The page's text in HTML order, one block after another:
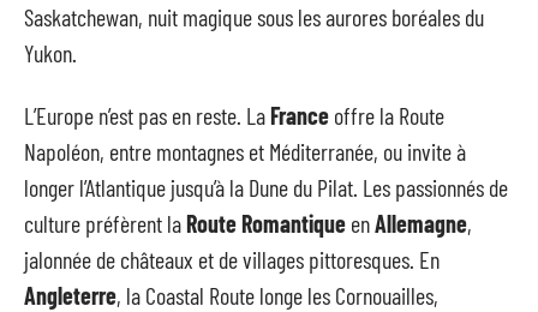
Saskatchewan, nuit magique sous les aurores boréales du
Yukon.
L’Europe n’est pas en reste. LaFrance offre la Route
Napoléon, entre montagnes et Méditerranée, ou invite à
longer l’Atlantique jusqu’à la Dune du Pilat. Les passionnés de
culture préfèrent laRoute Romantique enAllemagne,
jalonnée de châteaux et de villages pittoresques. En
Angleterre, la Coastal Route longe les Cornouailles,